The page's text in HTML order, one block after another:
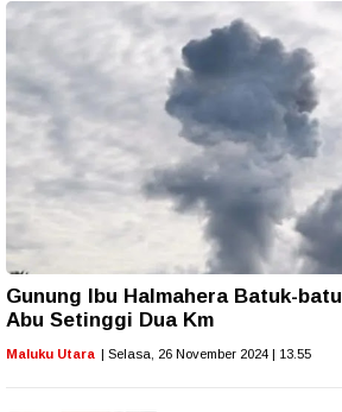
Gunung Ibu Halmahera Batuk-
Abu Setinggi Dua Km
Maluku Utara | Selasa, 26 November 2024 | 13.55